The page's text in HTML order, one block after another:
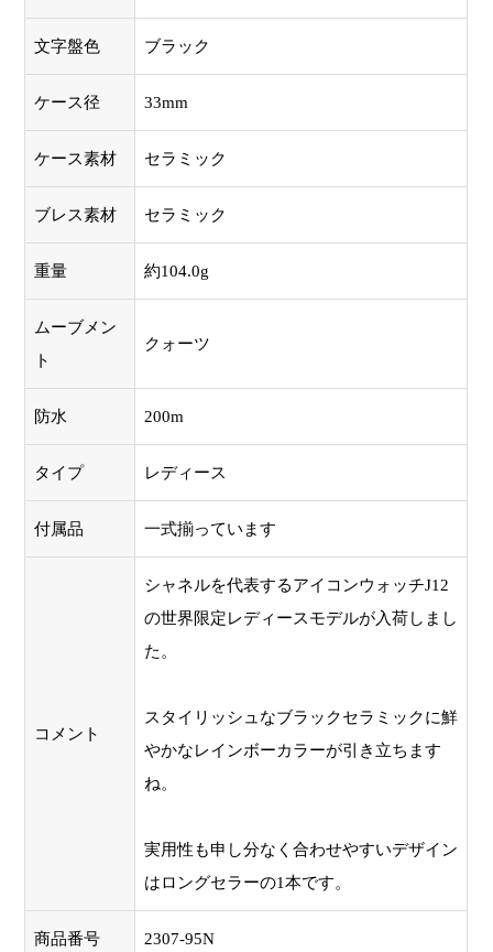
文字盤色 ブラック
ケース径 33mm
ケース素材 セラミック
ブレス素材 セラミック
重量 約104.0g
ムーブメン
ト
クォーツ
防水 200m
タイプ レディース
付属品 一式揃っています
コメント
シャネルを代表するアイコンウォッチJ12
の世界限定レディースモデルが入荷しまし
た。
スタイリッシュなブラックセラミックに鮮
やかなレインボーカラーが引き立ちます
ね。
実用性も申し分なく合わせやすいデザイン
はロングセラーの1本です。
商品番号 2307-95N